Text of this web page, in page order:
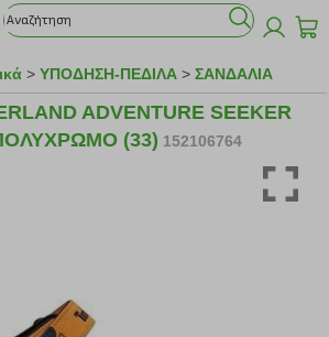
> ΥΠΟΔΗΣΗ-ΠΕΔΙΛΑ > ΣΑΝΔΑΛΙΑ
ADVENTURE SEEKER
(33) 152106764